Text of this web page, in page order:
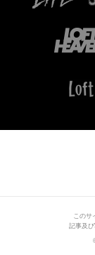
このサ
記事及